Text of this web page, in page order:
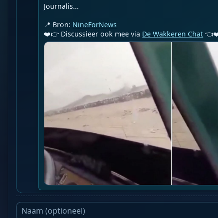
Journalis...
📍 Bron: NineForNews
❤️👉 Discussieer ook mee via De Wakkeren Chat